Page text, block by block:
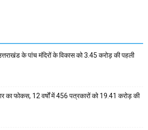
उत्तराखंड के पांच मंदिरों के विकास को 3.45 करोड़ की पहली
का फोकस, 12 वर्षों में 456 पत्रकारों को 19.41 करोड़ की